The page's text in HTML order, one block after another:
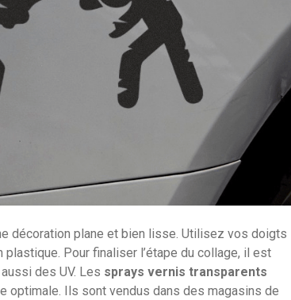
décoration plane et bien lisse. Utilisez vos doigts
Pour finaliser l’étape du collage, il est
des UV. Les sprays vernis transparents
optimale. Ils sont vendus dans des magasins de